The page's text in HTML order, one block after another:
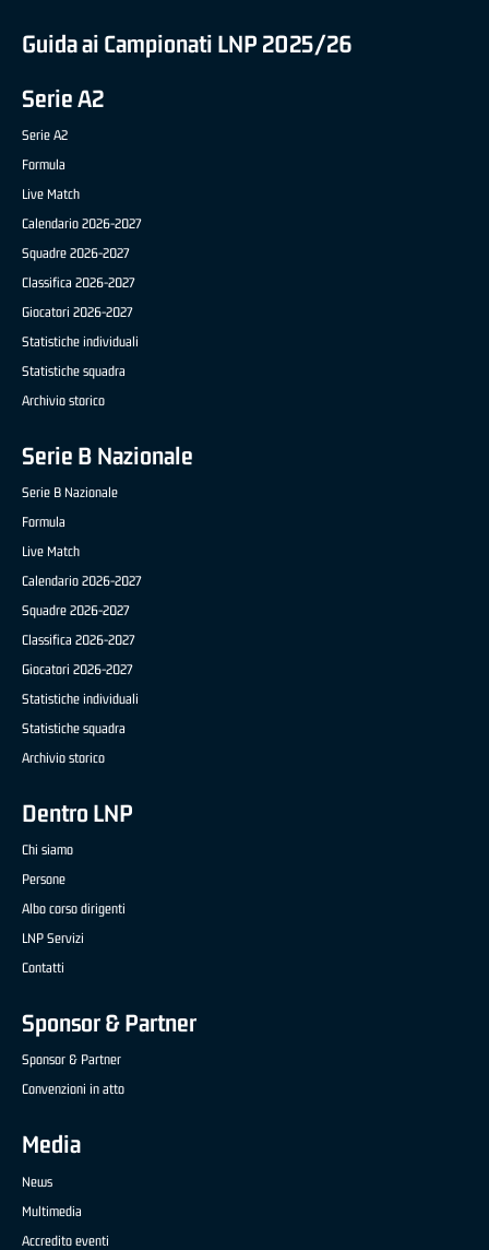
Guida ai Campionati LNP 2025/26
Serie A2
Serie A2
Formula
Live Match
Calendario 2026-2027
Squadre 2026-2027
Classifica 2026-2027
Giocatori 2026-2027
Statistiche individuali
Statistiche squadra
Archivio storico
Serie B Nazionale
Serie B Nazionale
Formula
Live Match
Calendario 2026-2027
Squadre 2026-2027
Classifica 2026-2027
Giocatori 2026-2027
Statistiche individuali
Statistiche squadra
Archivio storico
Dentro LNP
Chi siamo
Persone
Albo corso dirigenti
LNP Servizi
Contatti
Sponsor & Partner
Sponsor & Partner
Convenzioni in atto
Media
News
Multimedia
Accredito eventi